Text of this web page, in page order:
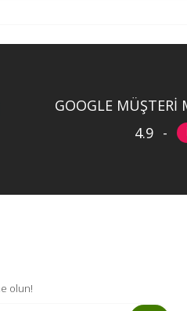
GOOGLE MÜŞTERİ
4.9 -
olun!